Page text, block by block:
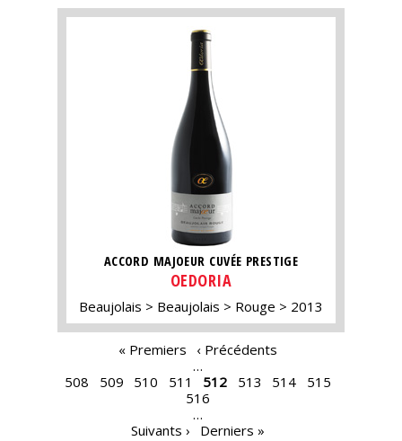
ACCORD MAJOEUR CUVÉE PRESTIGE
OEDORIA
Beaujolais Beaujolais Rouge 2013
« Premiers
‹ Précédents
…
508
509 510 511 512 513 514
515
516
…
Suivants ›
Derniers »